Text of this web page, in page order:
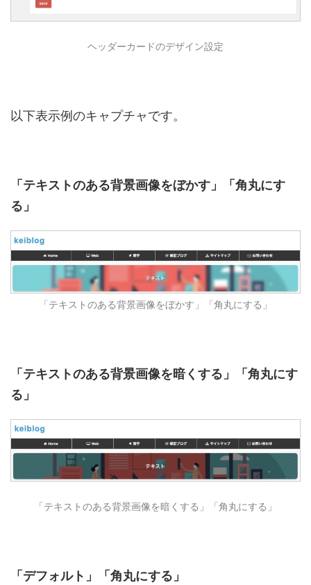
ヘッダーカードのデザイン設定
以下表示例のキャプチャです。
「テキストのある背景画像をぼかす」「角丸にす
る」
「テキストのある背景画像をぼかす」「角丸にする」
「テキストのある背景画像を暗くする」「角丸にす
る」
「テキストのある背景画像を暗くする」「角丸にする」
「デフォルト」「角丸にする」